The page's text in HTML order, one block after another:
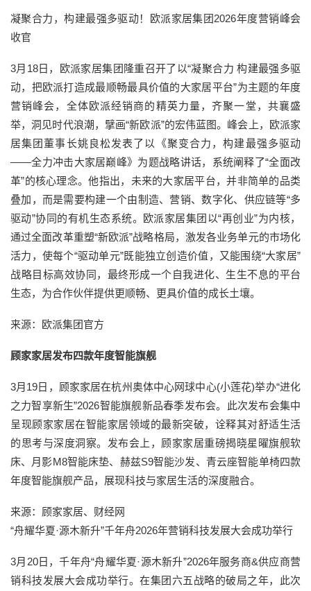
凝聚合力，构建最强多驱动！欧派家居集团2026年度营销峰会
收官
3月18日，欧派家居集团隆重召开了以“凝聚合力 构建最强多驱
动，把欧派打造成最顺畅最具价值的大家居平台”为主题的年度
营销峰会，全体欧派经销商的精英力量，齐聚一堂，共襄盛
举，洞见时代浪潮，擘画“新欧派”的宏伟蓝图。峰会上，欧派家
居集团董事长姚良松发表了以《聚变合力，构建最强多驱动
——全力冲击大家居巅峰》为题战略讲话，系统阐释了“全面改
革”的核心理念。他指出，未来的大家居平台，并非简单的品类
叠加，而是需要构建一个由制造、营销、数字化、供应链等“多
驱动”协同的有机生态系统。欧派家居集团以“再创业”为内核，
通过全面改革重塑“新欧派”战略格局，激发各业务单元的市场化
活力，使每个“驱动单元”既能独立创造价值，又能围绕“大家居”
战略目标高效协同，最终形成一个自我进化、生生不息的平台
生态，为合作伙伴提供更顺畅、更具价值的成长土壤。
来源：欧派集团官方
顾家家居发布四款年度智能旗舰
3月19日，顾家家居在杭州奥体中心网球中心(小莲花)举办“进化
之力智享新生”2026智能旗舰新品春季发布会。此次发布会集中
呈现顾家家居在智能家居领域的最新突破，诠释其对舒适生活
的思考与深度洞察。发布会上，顾家家居重磅揭晓星曜旗舰软
床、月影M8智能床垫、赫兹S9智能沙发、青云座智能单椅四款
年度智能旗舰产品，展现科技与家居生活的深度融合。
来源：顾家家居、财经网
“舟耀华夏·源木新升”千年舟2026年营销科技发展大会成功举行
3月20日，千年舟“舟耀华夏·源木新升”2026年服务商&供应商营
销科技发展大会成功举行。在集团六五战略的破局之年，此次